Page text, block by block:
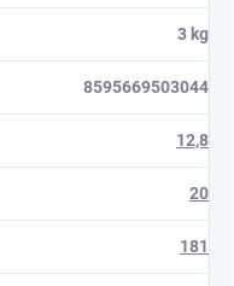
3 kg
8595669503044
12,8
20
181